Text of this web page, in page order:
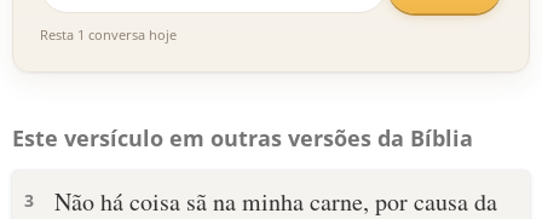
Resta 1 conversa hoje
Este versículo em outras versões da Bíblia
3
Não há coisa sã na minha carne, por causa da